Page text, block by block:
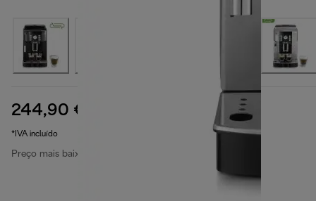
244,90 € preço original 399,90 €
*IVA incluído
Preço mais baixo nos últimos 30 dias